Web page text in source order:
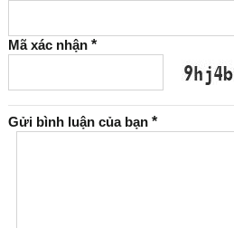
Mã xác nhận *
Gửi bình luận của bạn *